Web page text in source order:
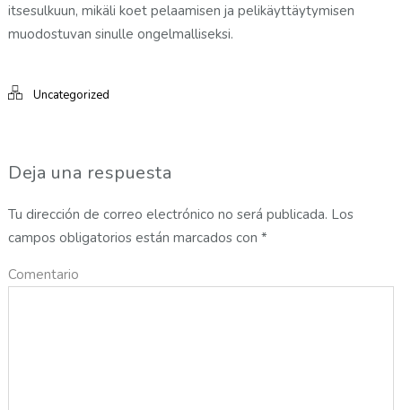
itsesulkuun, mikäli koet pelaamisen ja pelikäyttäytymisen
muodostuvan sinulle ongelmalliseksi.
Uncategorized
Deja una respuesta
Tu dirección de correo electrónico no será publicada. Los
campos obligatorios están marcados con *
Comentario